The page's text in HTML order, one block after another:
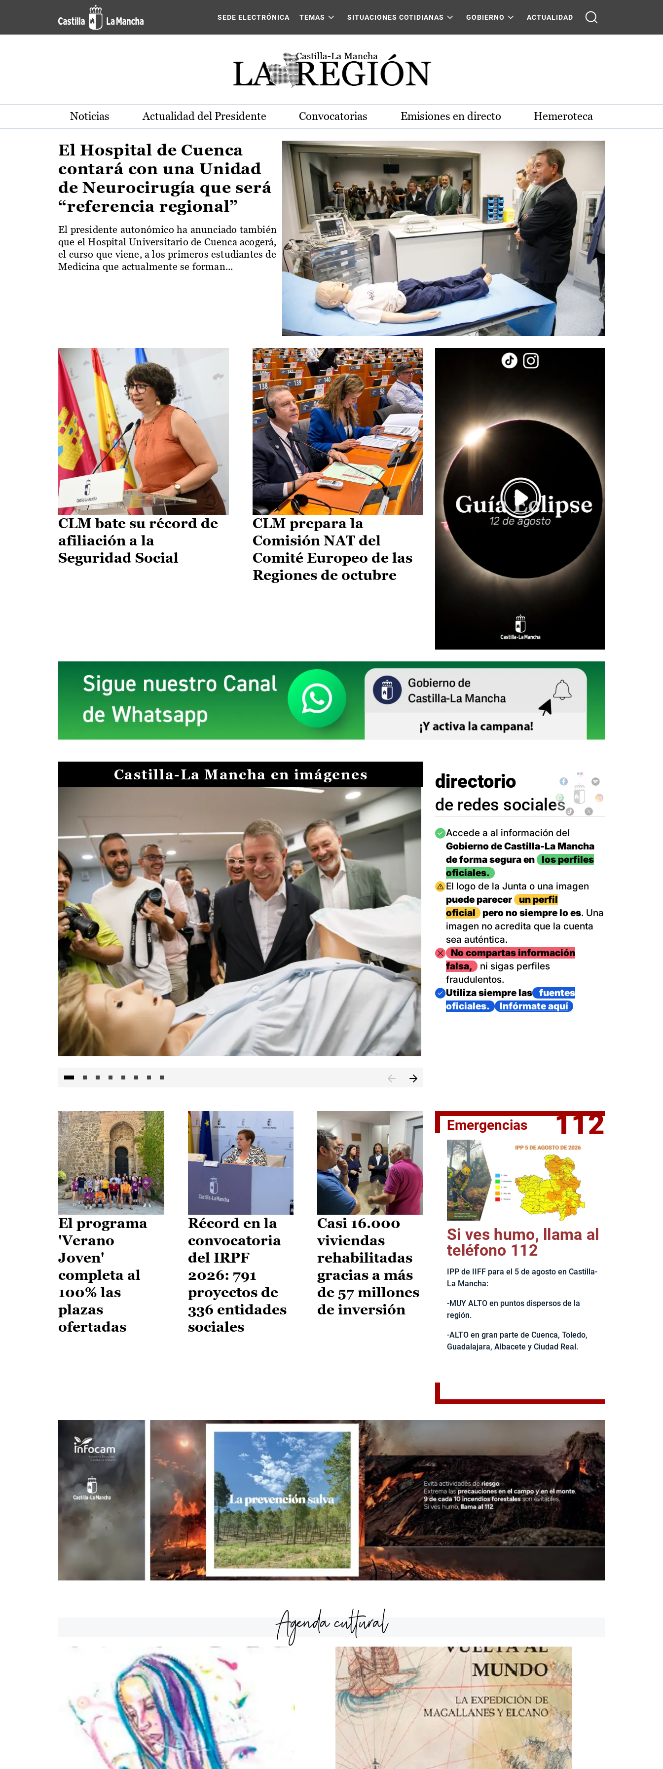
Pasar al contenido principal
Actualidad de la región de Castilla-La Mancha
SEDE ELECTRÓNICA TEMAS SITUACIONES COTIDIANAS GOBIERNO ACTUALIDAD
Noticias Actualidad del Presidente Convocatorias Emisiones en directo Hemeroteca
El Hospital de Cuenca
contará con una Unidad
de Neurocirugía que será
“referencia regional”
El presidente autonómico ha anunciado también
que el Hospital Universitario de Cuenca acogerá,
el curso que viene, a los primeros estudiantes de
Medicina que actualmente se forman...
CLM bate su récord de
afiliación a la
Seguridad Social
CLM prepara la
Comisión NAT del
Comité Europeo de las
Regiones de octubre
Castilla-La Mancha en imágenes
El jefe del Ejecutivo castellanomanchego, Emiliano García-
directorio
de redes sociales
Imagen
Accede a al información del
Gobierno de Castilla-La Mancha
de forma segura en
los perfiles
oficiales.
Imagen
El logo de la Junta o una imagen
puede parecer
un perfil
oficial
pero no siempre lo es. Una
imagen no acredita que la cuenta
sea auténtica.
ImagenNo compartas información
falsa,
ni sigas perfiles
fraudulentos.
Imagen
Utiliza siempre las
fuentes
oficiales.
Infórmate aquí
El programa
'Verano
Joven'
completa al
100% las
plazas
ofertadas
Récord en la
convocatoria
del IRPF
2026: 791
proyectos de
336 entidades
sociales
Casi 16.000
viviendas
rehabilitadas
gracias a más
de 57 millones
de inversión
Emergencias 112
Si ves humo, llama al
teléfono 112
IPP de IIFF para el 5 de agosto en Castilla-
La Mancha:
-MUY ALTO en puntos dispersos de la
región.
-ALTO en gran parte de Cuenca, Toledo,
Guadalajara, Albacete y Ciudad Real.
Agenda cultural